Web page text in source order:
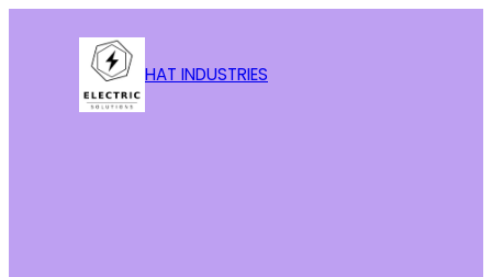
HAT INDUSTRIES